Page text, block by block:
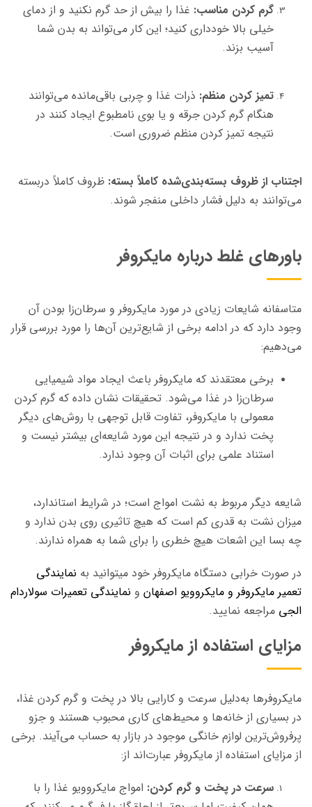
گرم کردن مناسب: غذا را بیش از حد گرم نکنید و از دمای
خیلی بالا خودداری کنید؛ این کار می‌تواند به بدن شما
آسیب بزند.
تمیز کردن منظم: ذرات غذا و چربی باقی‌مانده می‌توانند
هنگام گرم کردن جرقه و یا بوی نا‌مطبوع ایجاد کنند در
نتیجه تمیز کردن منظم ضروری است.
اجتناب از ظروف بسته‌بندی‌شده کاملاً بسته: ظروف کاملاً دربسته
می‌توانند به دلیل فشار داخلی منفجر شوند.
باورهای غلط درباره مایکروفر
متاسفانه شایعات زیادی در مورد مایکروفر و سرطان‌زا بودن آن
وجود دارد که در ادامه برخی از شایع‌ترین آن‌ها را مورد بررسی قرار
می‌دهیم:
برخی معتقدند که مایکروفر باعث ایجاد مواد شیمیایی
سرطان‌زا در غذا می‌شود. تحقیقات نشان داده که گرم کردن
معمولی با مایکروفر، تفاوت قابل توجهی با روش‌های دیگر
پخت ندارد و در نتیجه این مورد شایعه‌ای بیشتر نیست و
استناد علمی برای اثبات آن وجود ندارد.
شایعه دیگر مربوط به نشت امواج است؛ در شرایط استاندارد،
میزان نشت به قدری کم است که هیچ تاثیری روی بدن ندارد و
چه بسا این اشعات هیچ خطری را برای شما به همراه ندارند.
در صورت خرابی دستگاه مایکروفر خود میتوانید به نمایندگی
تعمیر مایکروفر و مایکروویو اصفهان و نمایندگی تعمیرات سولاردام
الجی مراجعه نمایید.
مزایای استفاده از مایکروفر
مایکروفرها به‌دلیل سرعت و کارایی بالا در پخت و گرم کردن غذا،
در بسیاری از خانه‌ها و محیط‌های کاری محبوب هستند و جزو
پر‌فروش‌ترین لوازم خانگی موجود در بازار به حساب می‌آیند. برخی
از مزایای استفاده از مایکروفر عبارت‌اند از:
سرعت در پخت و گرم کردن: امواج مایکروویو غذا را با